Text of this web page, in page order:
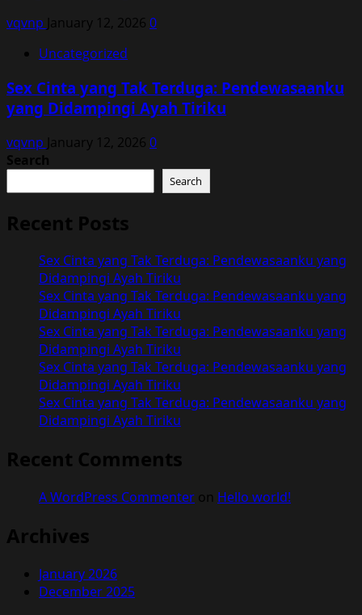
vqvnp January 12, 2026 0
Uncategorized
Sex Cinta yang Tak Terduga: Pendewasaanku
yang Didampingi Ayah Tiriku
vqvnp January 12, 2026 0
Search
Search
Recent Posts
Sex Cinta yang Tak Terduga: Pendewasaanku yang
Didampingi Ayah Tiriku
Sex Cinta yang Tak Terduga: Pendewasaanku yang
Didampingi Ayah Tiriku
Sex Cinta yang Tak Terduga: Pendewasaanku yang
Didampingi Ayah Tiriku
Sex Cinta yang Tak Terduga: Pendewasaanku yang
Didampingi Ayah Tiriku
Sex Cinta yang Tak Terduga: Pendewasaanku yang
Didampingi Ayah Tiriku
Recent Comments
A WordPress Commenter on Hello world!
Archives
January 2026
December 2025